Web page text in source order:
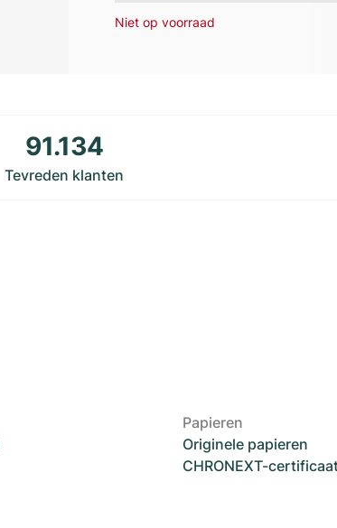
Niet op voorraad
91.134
Tevreden klanten
Papieren
Originele papieren
CHRONEXT-